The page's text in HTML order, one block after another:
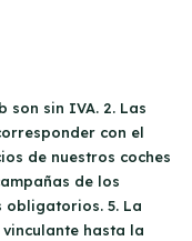
son sin IVA. 2. Las
con el
de nuestros coches
de los
obligatorios. 5. La
hasta la